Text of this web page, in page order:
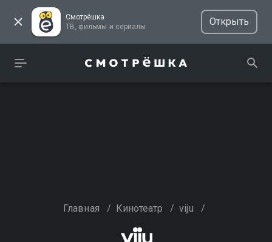
Смотрёшка
ТВ, фильмы и сериалы
Открыть
Главная / Кинотеатр / viju /